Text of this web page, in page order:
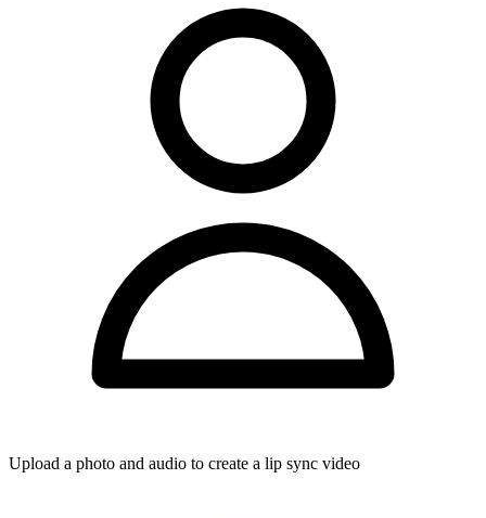
Upload a photo and audio to create a lip sync video